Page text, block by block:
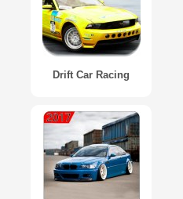
Drift Car Racing